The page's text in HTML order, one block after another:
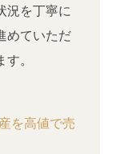
況を丁寧に
めていただ
。